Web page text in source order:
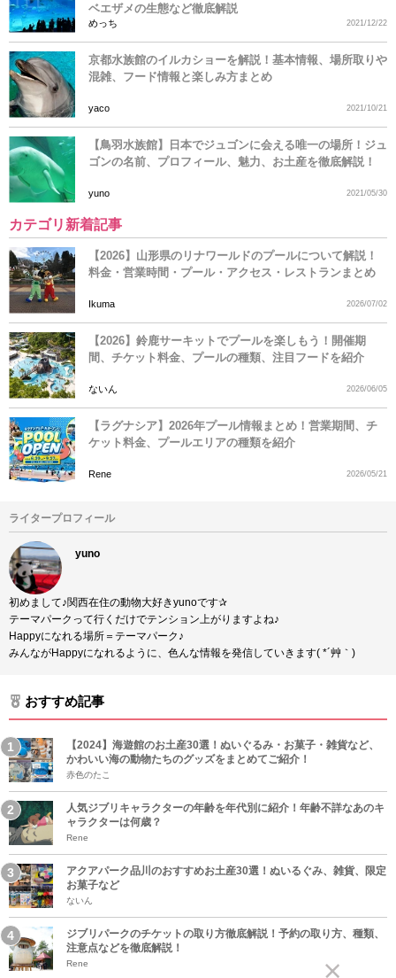
ベエザメの生態など徹底解説
めっち 2021/12/22
京都水族館のイルカショーを解説！基本情報、場所取りや
混雑、フード情報と楽しみ方まとめ
yaco 2021/10/21
【鳥羽水族館】日本でジュゴンに会える唯一の場所！ジュ
ゴンの名前、プロフィール、魅力、お土産を徹底解説！
yuno 2021/05/30
カテゴリ新着記事
【2026】山形県のリナワールドのプールについて解説！
料金・営業時間・プール・アクセス・レストランまとめ
Ikuma 2026/07/02
【2026】鈴鹿サーキットでプールを楽しもう！開催期
間、チケット料金、プールの種類、注目フードを紹介
ないん 2026/06/05
【ラグナシア】2026年プール情報まとめ！営業期間、チ
ケット料金、プールエリアの種類を紹介
Rene 2026/05/21
ライタープロフィール
yuno
初めまして♪関西在住の動物大好きyunoです✰
テーマパークって行くだけでテンション上がりますよね♪
Happyになれる場所＝テーマパーク♪
みんながHappyになれるように、色んな情報を発信していきます( *´艸｀)
おすすめ記事
【2024】海遊館のお土産30選！ぬいぐるみ・お菓子・雑貨など、
かわいい海の動物たちのグッズをまとめてご紹介！
赤色のたこ
人気ジブリキャラクターの年齢を年代別に紹介！年齢不詳なあのキ
ャラクターは何歳？
Rene
アクアパーク品川のおすすめお土産30選！ぬいるぐみ、雑貨、限定
お菓子など
ないん
ジブリパークのチケットの取り方徹底解説！予約の取り方、種類、
注意点などを徹底解説！
Rene